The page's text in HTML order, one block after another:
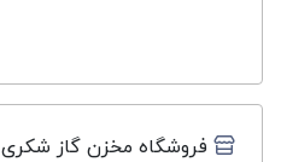
فروشگاه مخزن گاز شکری